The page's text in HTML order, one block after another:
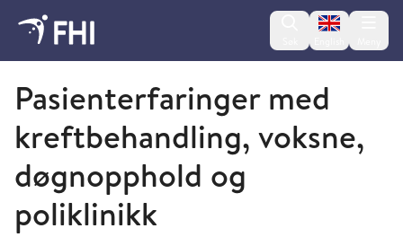
Change
Spørreskjemabanken
Pasienterfaringer med
kreftbehandling, voksne,
døgnopphold og
poliklinikk